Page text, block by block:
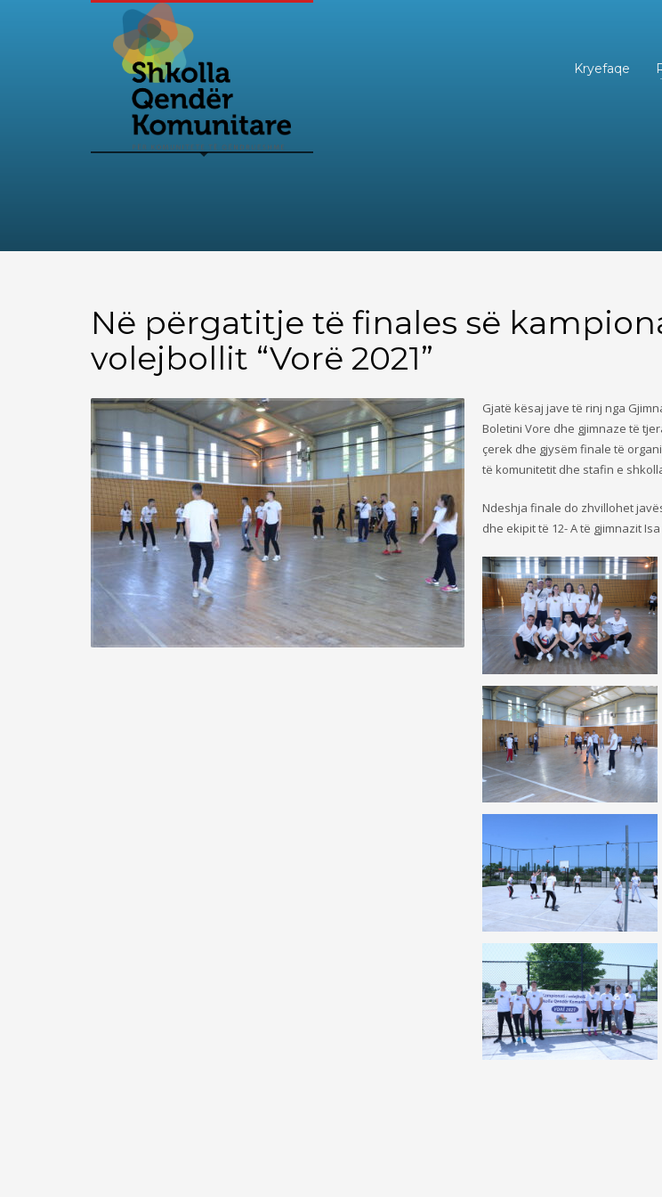
Kryefaqe
Në përgatitje të finales së
volejbollit “Vorë 2021”
Gjatë kësaj jave të rinj nga
Boletini Vore dhe gjimnaze të
çerek dhe gjysëm finale të
të komunitetit dhe stafin e
Ndeshja finale do zhvillohet
dhe ekipit të 12- A të gjimnazit